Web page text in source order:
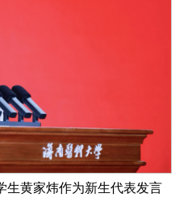
生黄家炜作为新生代表发言